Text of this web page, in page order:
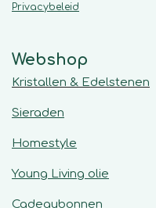
Privacybeleid
Webshop
Kristallen & Edelstenen
Sieraden
Homestyle
Young Living olie
Cadeaubonnen